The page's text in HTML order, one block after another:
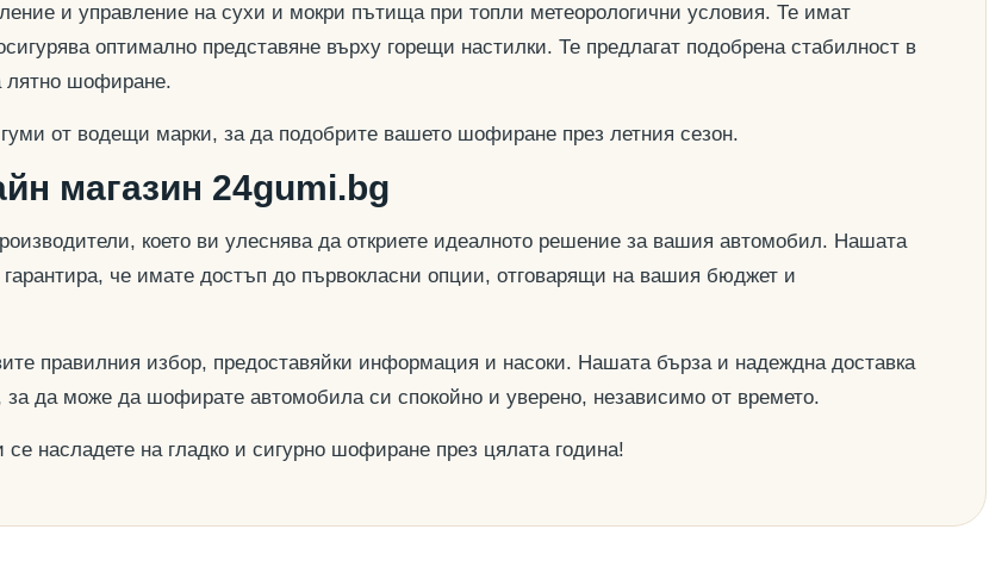
и управление на сухи и мокри пътища при топли метеорологични условия. Те имат
оптимално представяне върху горещи настилки. Те предлагат подобрена стабилност в
лятно шофиране.
от водещи марки, за да подобрите вашето шофиране през летния сезон.
магазин 24gumi.bg
което ви улеснява да откриете идеалното решение за вашия автомобил. Нашата
че имате достъп до първокласни опции, отговарящи на вашия бюджет и
правилния избор, предоставяйки информация и насоки. Нашата бърза и надеждна доставка
за да може да шофирате автомобила си спокойно и уверено, независимо от времето.
насладете на гладко и сигурно шофиране през цялата година!